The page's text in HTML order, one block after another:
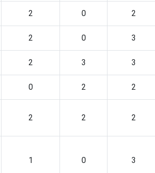
2 0 2
2 0 3
2 3 3
0 2 2
2 2 2
1 0 3